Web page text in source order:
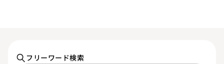
フリーワード検索